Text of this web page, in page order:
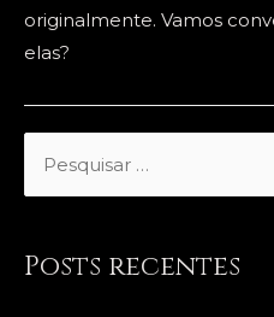
originalmente. Vamos
elas?
rPosts recentes